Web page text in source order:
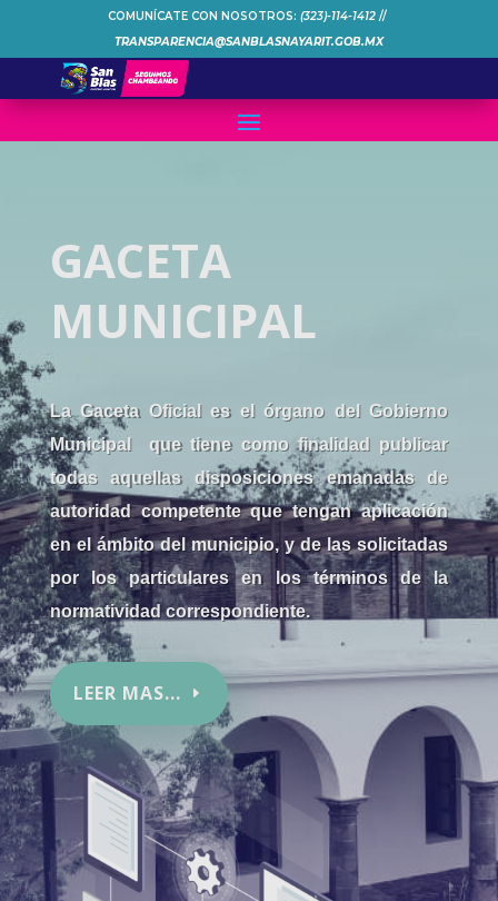
COMUNÍCATE CON NOSOTROS: (323)-114-1412//
TRANSPARENCIA@SANBLASNAYARIT.GOB.MX
GACETA
MUNICIPAL
La Gaceta Oficial es el órgano del Gobierno
Municipal que tiene como finalidad publicar
todas aquellas disposiciones emanadas de
autoridad competente que tengan aplicación
en el ámbito del municipio, y de las solicitadas
por los particulares en los términos de la
normatividad correspondiente.
LEER MAS...